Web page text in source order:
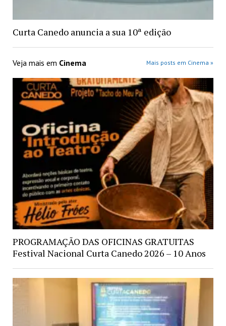
Curta Canedo anuncia a sua 10ª edição
Veja mais em Cinema Mais posts em Cinema »
PROGRAMAÇÃO DAS OFICINAS GRATUITAS
Festival Nacional Curta Canedo 2026 – 10 Anos